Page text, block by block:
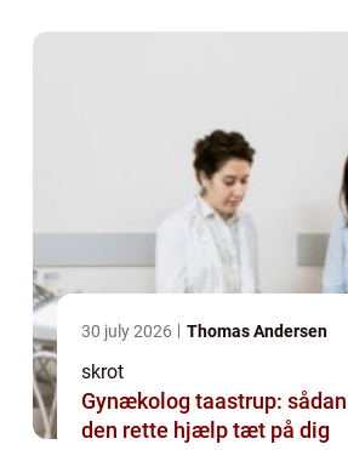
30 july 2026 Thomas Andersen
skrot
Gynækolog taastrup:
den rette hjælp tæt på dig